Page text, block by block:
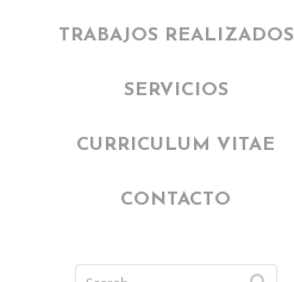
TRABAJOS REALIZADOS
SERVICIOS
CURRICULUM VITAE
CONTACTO